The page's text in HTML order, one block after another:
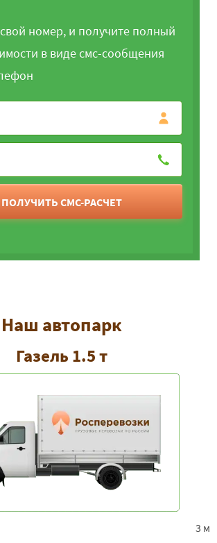
номер, и получите полный
в виде смс-сообщения
ПОЛУЧИТЬ СМС-РАСЧЕТ
Наш автопарк
Газель 1.5 т
3 м